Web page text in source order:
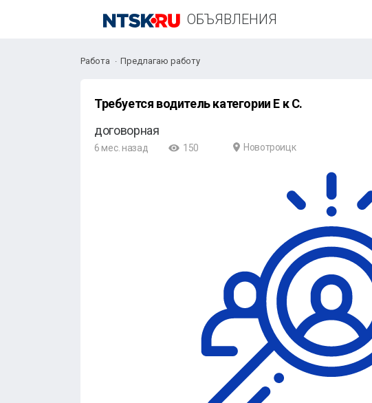
ОБЪЯВЛЕНИЯ
Работа Предлагаю работу
Требуется водитель категории Е к С.
договорная
6 мес. назад 150 Новотроицк